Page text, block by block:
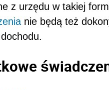
z urzędu w takiej
nie będą też